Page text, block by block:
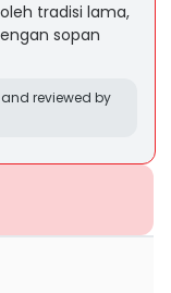
tradisi lama,
sopan
reviewed by